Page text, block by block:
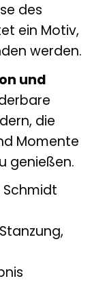
des
ein Motiv,
werden.
und
die
Momente
genießen.
Schmidt